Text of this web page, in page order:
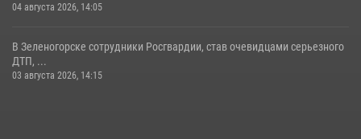
04 августа 2026, 14:05
В Зеленогорске сотрудники Росгвардии, став очевидцами серьезного
ДТП, ...
03 августа 2026, 14:15